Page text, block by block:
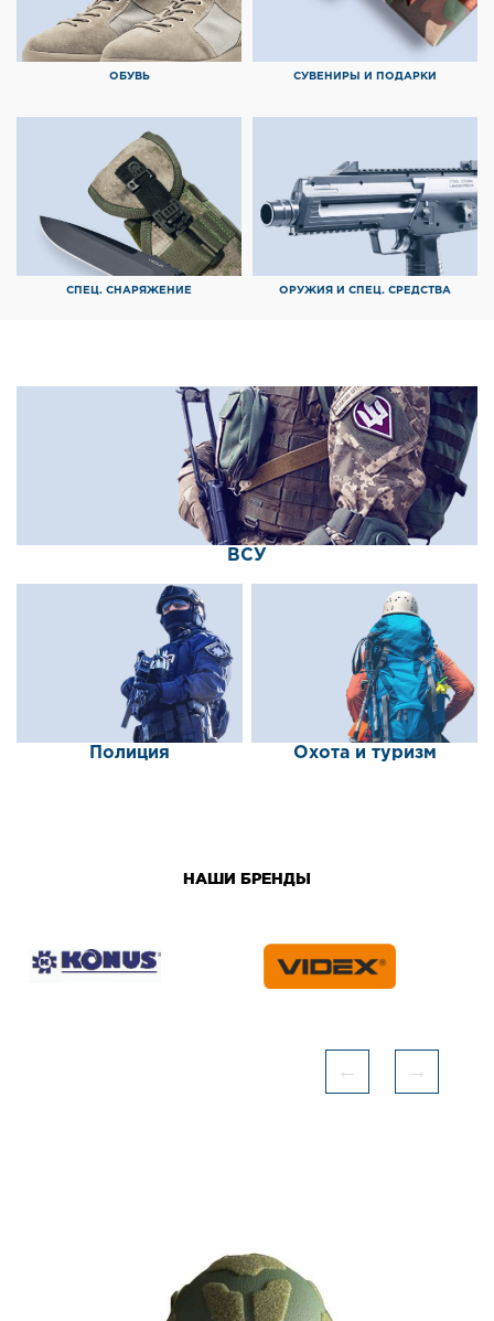
ОБУВЬ СУВЕНИРЫ И ПОДАРКИ
СПЕЦ. СНАРЯЖЕНИЕ ОРУЖИЯ И СПЕЦ. СРЕДСТВА
ВСУ
Полиция Охота и туризм
НАШИ БРЕНДЫ